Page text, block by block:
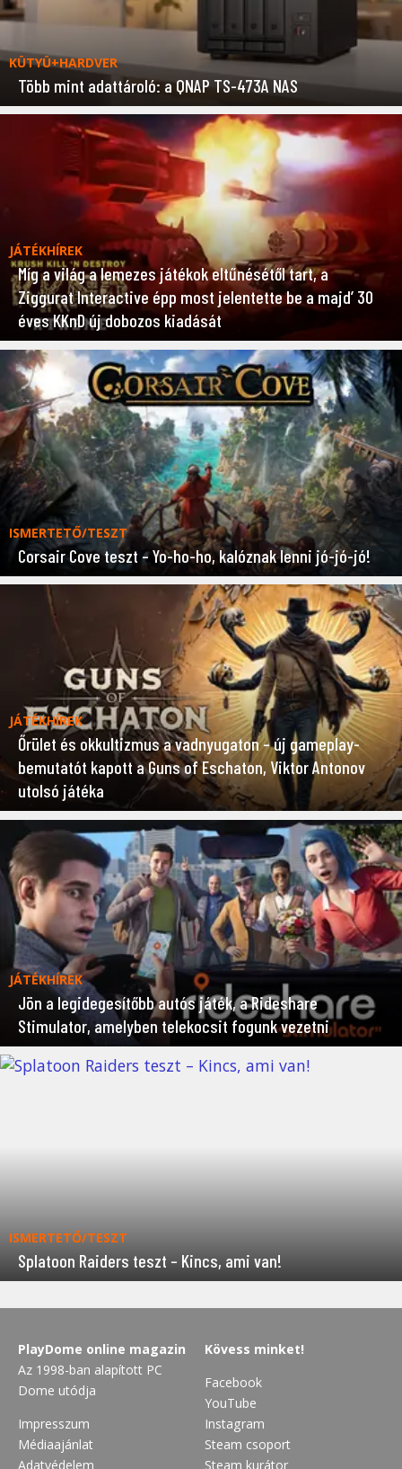
KÜTYÜ+HARDVER
Több mint adattároló: a QNAP TS-473A NAS
JÁTÉKHÍREK
Míg a világ a lemezes játékok eltűnésétől tart, a
Ziggurat Interactive épp most jelentette be a majd’ 30
éves KKnD új dobozos kiadását
ISMERTETŐ/TESZT
Corsair Cove teszt – Yo-ho-ho, kalóznak lenni jó-jó-jó!
JÁTÉKHÍREK
Őrület és okkultizmus a vadnyugaton – új gameplay-
bemutatót kapott a Guns of Eschaton, Viktor Antonov
utolsó játéka
JÁTÉKHÍREK
Jön a legidegesítőbb autós játék, a Rideshare
Stimulator, amelyben telekocsit fogunk vezetni
ISMERTETŐ/TESZT
Splatoon Raiders teszt – Kincs, ami van!
PlayDome online magazin
Az 1998-ban alapított PC
Dome utódja
Impresszum
Médiaajánlat
Adatvédelem
Kövess minket!
Facebook
YouTube
Instagram
Steam csoport
Steam kurátor